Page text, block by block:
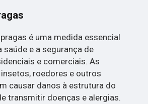
é uma medida essencial
saúde e a segurança de
e comerciais. As
roedores e outros
causar danos à estrutura do
transmitir doenças e alergias.